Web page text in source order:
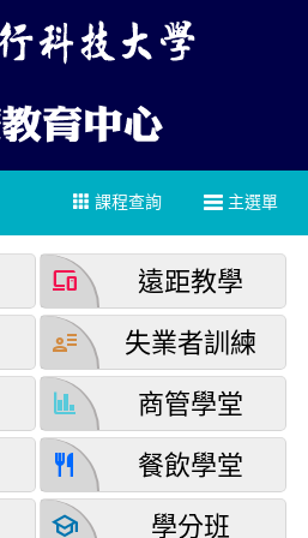
主選單
課程查詢
devices 遠距教學
user_attributes 失業者訓練
finance 商管學堂
restaurant 餐飲學堂
school 學分班